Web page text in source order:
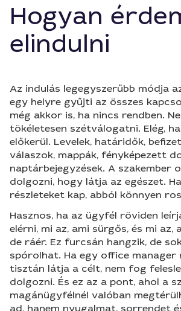
Hogyan
elindulni
Az indulás legegyszerűbb módja
egy helyre gyűjti az összes
még akkor is, ha nincs rendben.
tökéletesen szétválogatni. Elég,
előkerül. Levelek, határidők,
válaszok, mappák, fényképezett
naptárbejegyzések. A szakember
dolgozni, hogy látja az egészet.
részleteket kap, abból könnyen
Hasznos, ha az ügyfél röviden
elérni, mi az, ami sürgős, és mi az,
de ráér. Ez furcsán hangzik, de
spórolhat. Ha egy office manager
tisztán látja a célt, nem fog
dolgozni. És ez az a pont, ahol a
magánügyfélnél valóban
ad, hanem nyugalmat, sorrendet